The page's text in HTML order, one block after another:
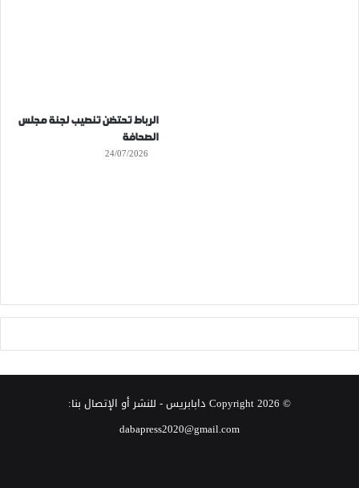
الرباط تحتضن تنصيب لجنة مجلس
الصحافة
24/07/2026
© Copyright 2026 دابابريس- للنشر أو الإتصال بنا:
dabapress2020@gmail.com